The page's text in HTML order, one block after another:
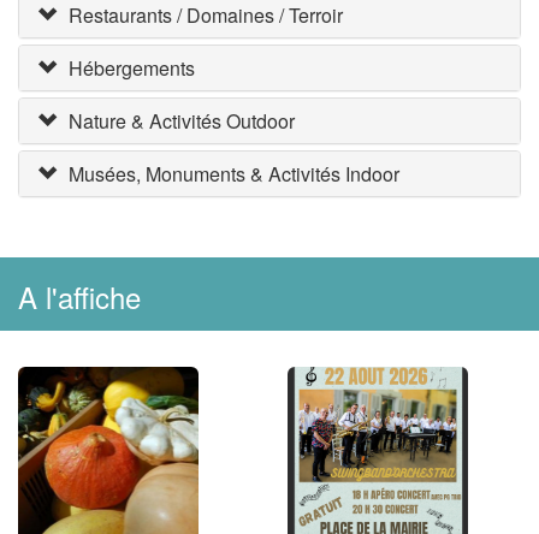
Restaurants / Domaines / Terroir
Hébergements
Nature & Activités Outdoor
Musées, Monuments & Activités Indoor
A l'affiche